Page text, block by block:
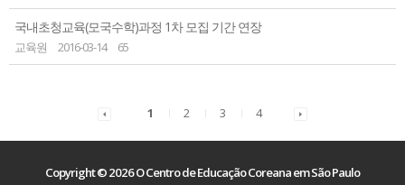
국내초청교육(모국수학)과정 1차 모집 기간 연장
교육원 2016-03-14 65
1 2 3 4
Copyright © 2026 O Centro de Educação Coreana em São Paulo